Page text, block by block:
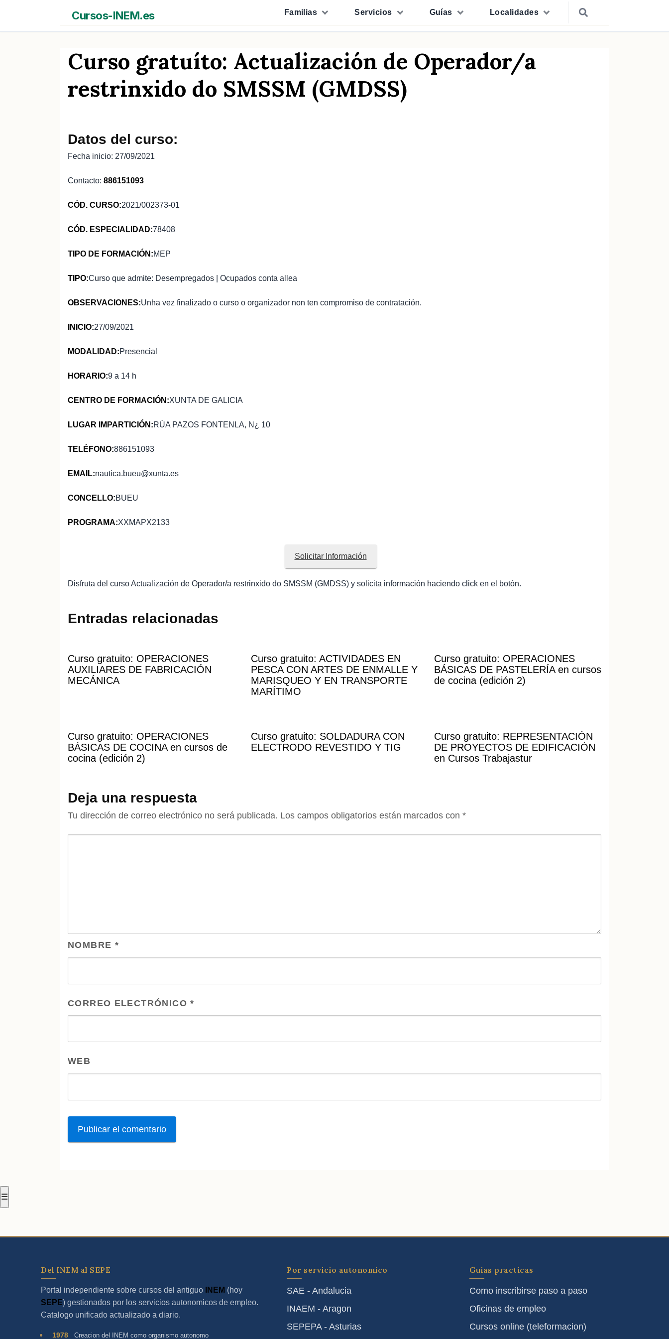
Cursos-INEM.es Familias Servicios Guías Localidades
Curso gratuíto: Actualización de Operador/a
restrinxido do SMSSM (GMDSS)
Datos del curso:
Fecha inicio: 27/09/2021
Contacto: 886151093
CÓD. CURSO:2021/002373-01
CÓD. ESPECIALIDAD:78408
TIPO DE FORMACIÓN:MEP
TIPO:Curso que admite: Desempregados | Ocupados conta allea
OBSERVACIONES:Unha vez finalizado o curso o organizador non ten compromiso de contratación.
INICIO:27/09/2021
MODALIDAD:Presencial
HORARIO:9 a 14 h
CENTRO DE FORMACIÓN:XUNTA DE GALICIA
LUGAR IMPARTICIÓN:RÚA PAZOS FONTENLA, N¿ 10
TELÉFONO:886151093
EMAIL:nautica.bueu@xunta.es
CONCELLO:BUEU
PROGRAMA:XXMAPX2133
Solicitar Información
Disfruta del curso Actualización de Operador/a restrinxido do SMSSM (GMDSS) y solicita información haciendo click en el botón.
Entradas relacionadas
Curso gratuito: OPERACIONES
AUXILIARES DE FABRICACIÓN
MECÁNICA
Curso gratuito: ACTIVIDADES EN
PESCA CON ARTES DE ENMALLE Y
MARISQUEO Y EN TRANSPORTE
MARÍTIMO
Curso gratuito: OPERACIONES
BÁSICAS DE PASTELERÍA en cursos
de cocina (edición 2)
Curso gratuito: OPERACIONES
BÁSICAS DE COCINA en cursos de
cocina (edición 2)
Curso gratuito: SOLDADURA CON
ELECTRODO REVESTIDO Y TIG
Curso gratuito: REPRESENTACIÓN
DE PROYECTOS DE EDIFICACIÓN
en Cursos Trabajastur
Deja una respuesta
Tu dirección de correo electrónico no será publicada. Los campos obligatorios están marcados con *
NOMBRE *
CORREO ELECTRÓNICO*
WEB
☰
Del INEM al SEPE
Portal independiente sobre cursos del antiguo INEM (hoy
SEPE) gestionados por los servicios autonomicos de empleo.
Catalogo unificado actualizado a diario.
1978 Creacion del INEM como organismo autonomo
Por servicio autonomico
SAE - Andalucia
INAEM - Aragon
SEPEPA - Asturias
Guias practicas
Como inscribirse paso a paso
Oficinas de empleo
Cursos online (teleformacion)